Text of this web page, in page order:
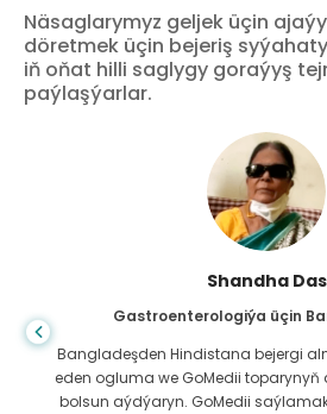
Näsaglarymyz geljek üçin
döretmek üçin bejeriş
iň oňat hilli saglygy goraýyş
paýlaşýarlar.
Shandha Das
Gastroenterologiýa üçin
Bangladeşden Hindistana bejergi
eden ogluma we GoMedii
bolsun aýdýaryn. GoMedii